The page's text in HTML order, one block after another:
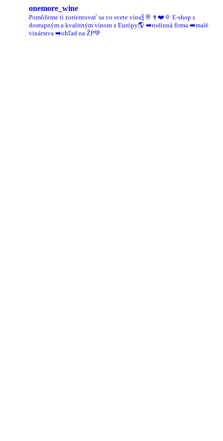
onemore_wine
Pomôžeme ti zorientovať sa vo svete vína🍾🥂🍷❤️🌞 E-shop s
dostupným a kvalitným vínom z Európy🌎 ➡️rodinná firma ➡️malé
vinárstva ➡️ohľad na ŽP💚